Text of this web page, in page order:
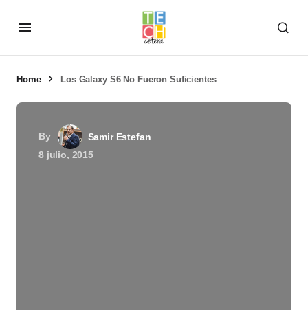
Home Los Galaxy S6 No Fueron Suficientes
By
Samir Estefan
8 julio, 2015